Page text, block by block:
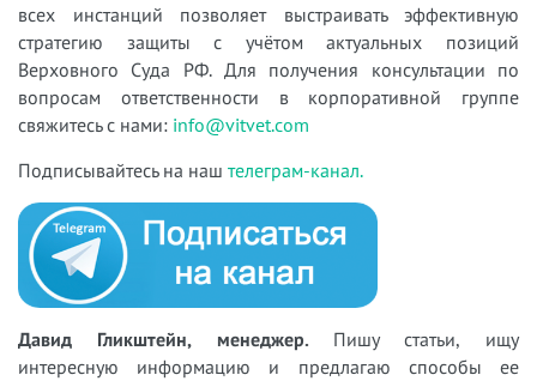
всех инстанций позволяет выстраивать эффективную
стратегию защиты с учётом актуальных позиций
Верховного Суда РФ. Для получения консультации по
вопросам ответственности в корпоративной группе
свяжитесь с нами: info@vitvet.com
Подписывайтесь на наш телеграм-канал.
Давид Гликштейн, менеджер. Пишу статьи, ищу
интересную информацию и предлагаю способы ее